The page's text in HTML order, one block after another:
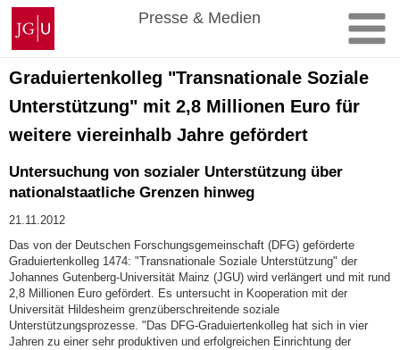
Zum
Inhalt
springen
Johannes
Gutenberg-
Universität
Mainz
Presse & Medien
Graduiertenkolleg "Transnationale Soziale
Unterstützung" mit 2,8 Millionen Euro für
weitere viereinhalb Jahre gefördert
Untersuchung von sozialer Unterstützung über
nationalstaatliche Grenzen hinweg
21.11.2012
Das von der Deutschen Forschungsgemeinschaft (DFG) geförderte
Graduiertenkolleg 1474: "Transnationale Soziale Unterstützung" der
Johannes Gutenberg-Universität Mainz (JGU) wird verlängert und mit rund
2,8 Millionen Euro gefördert. Es untersucht in Kooperation mit der
Universität Hildesheim grenzüberschreitende soziale
Unterstützungsprozesse. "Das DFG-Graduiertenkolleg hat sich in vier
Jahren zu einer sehr produktiven und erfolgreichen Einrichtung der